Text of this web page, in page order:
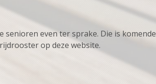
senioren even ter sprake. Die is komende
op deze website.